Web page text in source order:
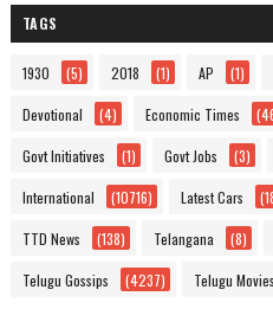
TAGS
1930 (5) 2018 (1) AP (1)
Devotional (4) Economic Times
Govt Initiatives (1) Govt Jobs (3)
International (10716) Latest Cars
TTD News (138) Telangana (8)
Telugu Gossips (4237) Telugu Movies